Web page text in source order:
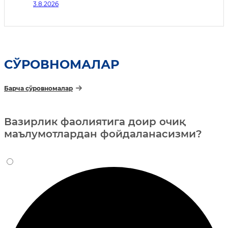
тубдан такомиллаштиришга
тўғрисида
3.8.2026
СЎРОВНОМАЛАР
Барча сўровномалар
Вазирлик фаолиятига доир очиқ
маълумотлардан фойдаланасизми?